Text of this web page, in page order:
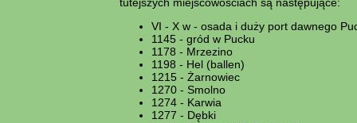
VI - X w - osada i duży port dawnego
1145 - gród w Pucku
1178 - Mrzezino
1198 - Hel (ballen)
1215 - Żarnowiec
1270 - Smolno
1274 - Karwia
1277 - Dębki